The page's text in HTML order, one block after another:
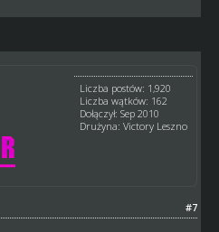
Liczba postów: 1,920
Liczba wątków: 162
Dołączył: Sep 2010
Drużyna: Victory Leszno
#7